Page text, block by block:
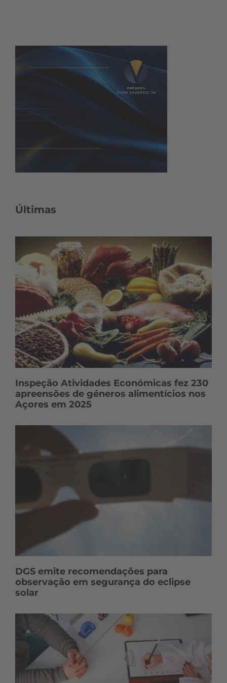
Últimas
Inspeção Atividades Económicas fez 230
apreensões de géneros alimentícios nos
Açores em 2025
DGS emite recomendações para
observação em segurança do eclipse
solar